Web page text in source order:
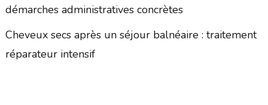
démarches administratives concrètes
Cheveux secs après un séjour balnéaire : traitement
réparateur intensif